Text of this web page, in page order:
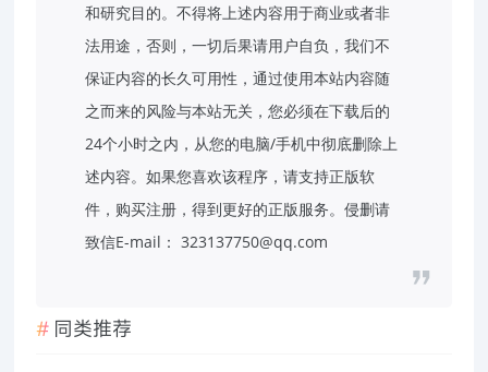
和研究目的。不得将上述内容用于商业或者非
法用途，否则，一切后果请用户自负，我们不
保证内容的长久可用性，通过使用本站内容随
之而来的风险与本站无关，您必须在下载后的
24个小时之内，从您的电脑/手机中彻底删除上
述内容。如果您喜欢该程序，请支持正版软
件，购买注册，得到更好的正版服务。侵删请
致信E-mail： 323137750@qq.com
同类推荐